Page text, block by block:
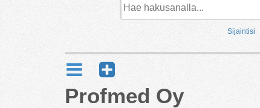
Sijaintisi
Profmed Oy